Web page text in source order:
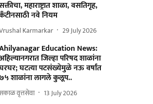
महाराष्ट्रात शाळा, वसतिगृह,
नवे नियम
Karmarkar 29 July 2026
Education News:
जिल्हा परिषद शाळांना
घटत्या पटसंख्येमुळे नऊ वर्षांत
७५ शाळांना लागले कुलूप..
वृत्तसेवा 13 July 2026